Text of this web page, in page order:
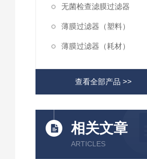
无菌检查滤膜过滤器
薄膜过滤器（塑料）
薄膜过滤器（耗材）
查看全部产品 >>
相关文章
ARTICLES